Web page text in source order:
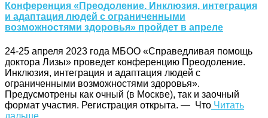
Конференция «Преодоление. Инклюзия, интеграция
и адаптация людей с ограниченными
возможностями здоровья» пройдет в апреле
24-25 апреля 2023 года МБОО «Справедливая помощь
доктора Лизы» проведет конференцию Преодоление.
Инклюзия, интеграция и адаптация людей с
ограниченными возможностями здоровья».
Предусмотрены как очный (в Москве), так и заочный
формат участия. Регистрация открыта. — Что Читать
дальше…